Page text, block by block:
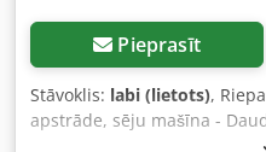
Pieprasīt
Stāvoklis: labi (lietots),
apstrāde, sēju mašīna -
sējmašīnas - Riepu izmērs -